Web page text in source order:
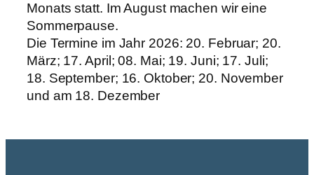
Monats statt. Im August machen wir eine
Sommerpause.
Die Termine im Jahr 2026: 20. Februar; 20.
März; 17. April; 08. Mai; 19. Juni; 17. Juli;
18. September; 16. Oktober; 20. November
und am 18. Dezember